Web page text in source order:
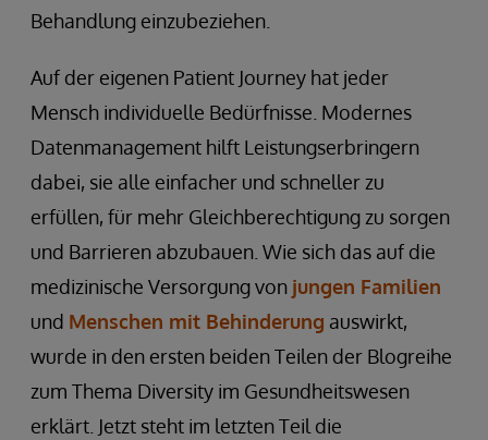
Behandlung einzubeziehen.
Auf der eigenen Patient Journey hat jeder
Mensch individuelle Bedürfnisse. Modernes
Datenmanagement hilft Leistungserbringern
dabei, sie alle einfacher und schneller zu
erfüllen, für mehr Gleichberechtigung zu sorgen
und Barrieren abzubauen. Wie sich das auf die
medizinische Versorgung von jungen Familien
und Menschen mit Behinderung auswirkt,
wurde in den ersten beiden Teilen der Blogreihe
zum Thema Diversity im Gesundheitswesen
erklärt. Jetzt steht im letzten Teil die